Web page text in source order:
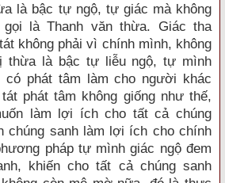
là bậc tự ngộ, tự giác mà không
là Thanh văn thừa. Giác tha
không phải vì chính mình, không
thừa là bậc tự liễu ngộ, tự mình
có phát tâm làm cho người khác
phát tâm không giống như thế,
làm lợi ích cho tất cả chúng
chúng sanh làm lợi ích cho chính
pháp tự mình giác ngộ đem
khiến cho tất cả chúng sanh